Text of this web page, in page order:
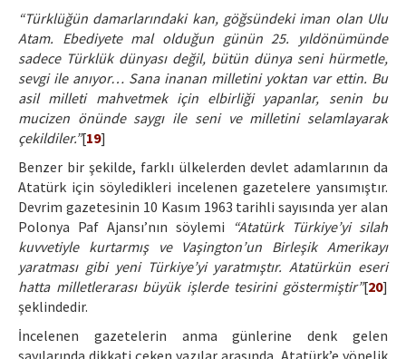
“Türklüğün damarlarındaki kan, göğsündeki iman olan Ulu
Atam. Ebediyete mal olduğun günün 25. yıldönümünde
sadece Türklük dünyası değil, bütün dünya seni hürmetle,
sevgi ile anıyor… Sana inanan milletini yoktan var ettin. Bu
asil milleti mahvetmek için elbirliği yapanlar, senin bu
mucizen önünde saygı ile seni ve milletini selamlayarak
çekildiler.”[19]
Benzer bir şekilde, farklı ülkelerden devlet adamlarının da
Atatürk için söyledikleri incelenen gazetelere yansımıştır.
Devrim gazetesinin 10 Kasım 1963 tarihli sayısında yer alan
Polonya Paf Ajansı’nın söylemi
“Atatürk Türkiye’yi silah
kuvvetiyle kurtarmış ve Vaşington’un Birleşik Amerikayı
yaratması gibi yeni Türkiye’yi yaratmıştır. Atatürkün eseri
hatta milletlerarası büyük işlerde tesirini göstermiştir”[20]
şeklindedir.
İncelenen gazetelerin anma günlerine denk gelen